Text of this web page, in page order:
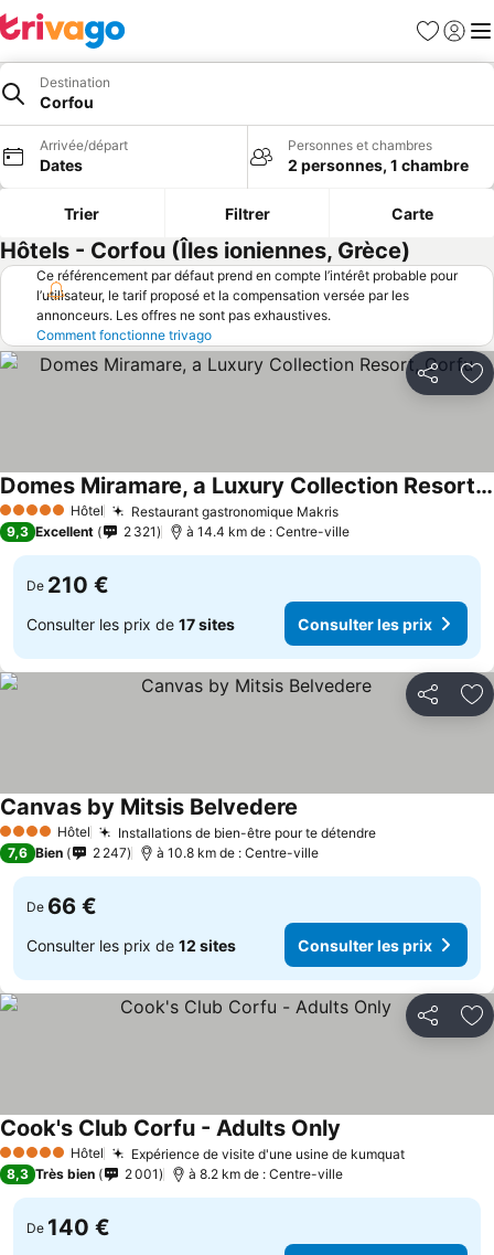
Favoris
Se
Destination
Corfou
Arrivée/départ
Dates
Personnes et chambres
2 personnes, 1 chambre
Trier Filtrer Carte
Hôtels - Corfou (Îles ioniennes, Grèce)
Ce référencement par défaut prend en compte l’intérêt probable pour
l’utilisateur, le tarif proposé et la compensation versée par les
annonceurs. Les offres ne sont pas exhaustives.
Comment fonctionne trivago
Partager
5 Étoiles Hôtel Restaurant gastronomique MakrisConsulter les prix
Domes Miramare, a Luxury Collection Resort, Corfu
Consulter les prix
9,3 Excellent 2 321 à 14.4 km de : Centre-ville
De 210 €
Consulter les prix de 17 sites Consulter les prix
Partager
4 Étoiles Hôtel Installations de bien-être pour te détendreConsulter les
Canvas by Mitsis Belvedere
7,6 Bien 2 247 à 10.8 km de : Centre-ville
De 66 €
Consulter les prix de 12 sites Consulter les prix
Partager
5 Étoiles Hôtel Expérience de visite d'une usine de kumquatConsulter
Cook's Club Corfu - Adults Only
8,3 Très bien 2 001 à 8.2 km de : Centre-ville
De 140 €